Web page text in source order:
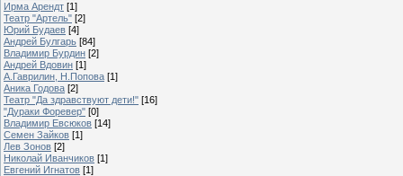
Ирма Арендт [1]
Театр "Артель" [2]
Юрий Будаев [4]
Андрей Булгарь [84]
Владимир Бурдин [2]
Андрей Вдовин [1]
А.Гаврилин, Н.Попова [1]
Аника Годова [2]
Театр "Да здравствуют дети!" [16]
"Дураки Форевер" [0]
Владимир Евсюков [14]
Семен Зайков [1]
Лев Зонов [2]
Николай Иванчиков [1]
Евгений Игнатов [1]